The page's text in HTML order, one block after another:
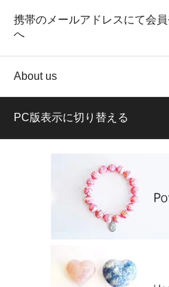
携帯のメールアドレスにて会
へ
About us
PC版表示に切り替える